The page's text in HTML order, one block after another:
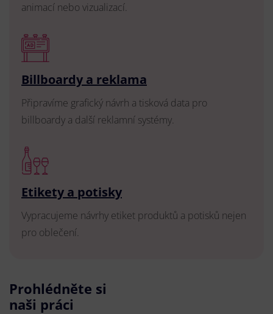
animací nebo vizualizací.
Billboardy a reklama
Připravíme grafický návrh a tisková data pro
billboardy a další reklamní systémy.
Etikety a potisky
Vypracujeme návrhy etiket produktů a potisků nejen
pro oblečení.
Prohlédněte si
naši práci